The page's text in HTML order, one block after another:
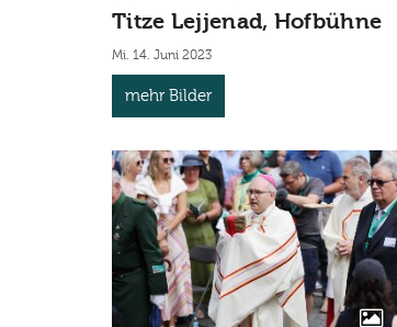
Titze Lejjenad, Hofbühne
Mi. 14. Juni 2023
mehr Bilder